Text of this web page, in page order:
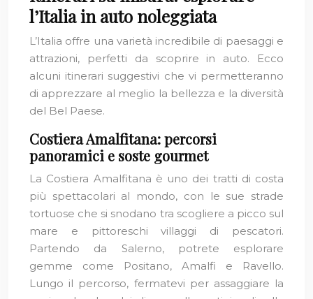
l’Italia in auto noleggiata
L’Italia offre una varietà incredibile di paesaggi e
attrazioni, perfetti da scoprire in auto. Ecco
alcuni itinerari suggestivi che vi permetteranno
di apprezzare al meglio la bellezza e la diversità
del Bel Paese.
Costiera Amalfitana: percorsi
panoramici e soste gourmet
La Costiera Amalfitana è uno dei tratti di costa
più spettacolari al mondo, con le sue strade
tortuose che si snodano tra scogliere a picco sul
mare e pittoreschi villaggi di pescatori.
Partendo da Salerno, potrete esplorare
gemme come Positano, Amalfi e Ravello.
Lungo il percorso, fermatevi per assaggiare la